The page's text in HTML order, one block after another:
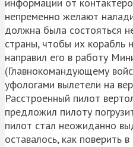
информации от
непременно желают
должна была состояться
страны, чтобы их корабль
направил его в работу
(Главнокомандующему
уфологами вылетели на
Расстроенный пилот
предложил пилоту
пилот стал неожиданно
оставалось, как поверить